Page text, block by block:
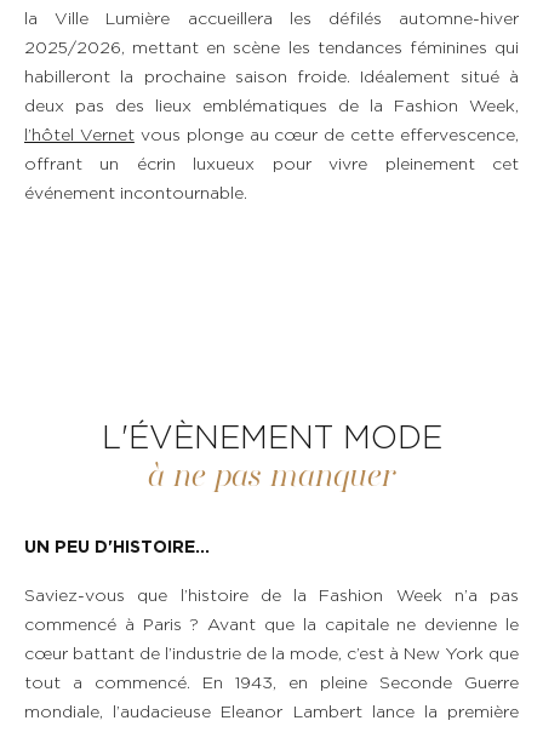
la Ville Lumière accueillera les
défilés automne-hiver
2025/2026, mettant en scène les tendances féminines qui
habilleront la prochaine saison froide. Idéalement situé à
deux pas des lieux emblématiques de la Fashion Week,
l’hôtel Vernetvous plonge au cœur de cette effervescence,
offrant un écrin luxueux pour vivre pleinement cet
événement incontournable.
L'ÉVÈNEMENT MODE
à ne pas manquer
UN PEU D'HISTOIRE...
Saviez-vous que l’histoire de la Fashion Week n’a pas
commencé à Paris ? Avant que la capitale ne devienne le
cœur battant de l’industrie de la mode, c’est à New York que
tout a commencé. En 1943, en pleine Seconde Guerre
mondiale, l’audacieuse Eleanor Lambert lance la première